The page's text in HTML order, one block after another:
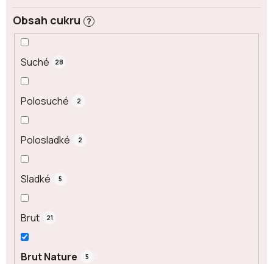
Obsah cukru ?
Suché 28
Polosuché 2
Polosladké 2
Sladké 5
Brut 21
Brut Nature 5